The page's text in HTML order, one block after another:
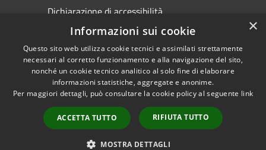
Dichiarazione di accessibilità
Accessibilità
Copyright © 2026 • Comune di
Castel San Giovanni • Powered
byMunicipium
Accesso
redazione
×
Informazioni sui cookie
Questo sito web utilizza cookie tecnici e assimilati strettamente
necessari al corretto funzionamento e alla navigazione del sito,
nonché un cookie tecnico analitico al solo fine di elaborare
informazioni statistiche, aggregate e anonime.
Per maggiori dettagli, può consultare la cookie policy al seguente link
ACCETTA TUTTO RIFIUTA TUTTO
MOSTRA DETTAGLI